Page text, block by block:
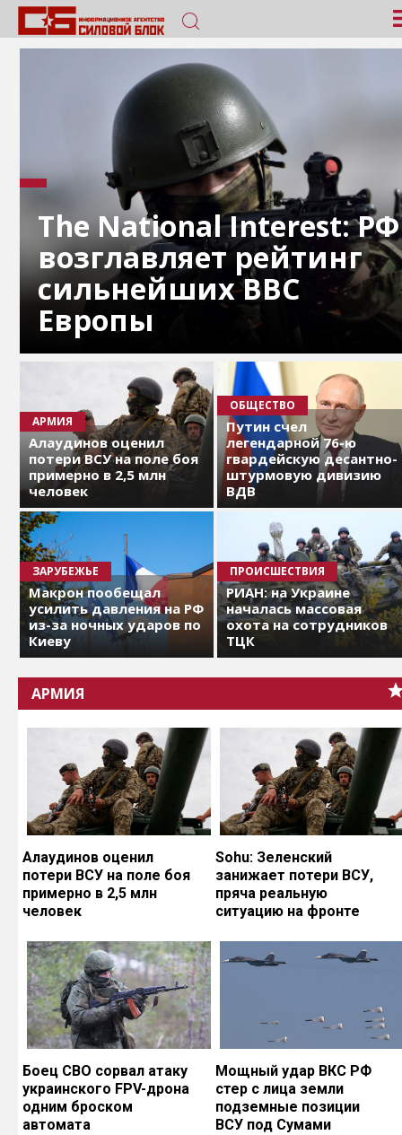
The National Interest: РФ
возглавляет рейтинг
сильнейших ВВС
Европы
АРМИЯ
Алаудинов оценил
потери ВСУ на поле боя
примерно в 2,5 млн
человек
ОБЩЕСТВО
Путин счел
легендарной 76-ю
гвардейскую десантно-
штурмовую дивизию
ВДВ
ЗАРУБЕЖЬЕ
Макрон пообещал
усилить давления на РФ
из-за ночных ударов по
Киеву
ПРОИСШЕСТВИЯ
РИАН: на Украине
началась массовая
охота на сотрудников
ТЦК
АРМИЯ
Алаудинов оценил
потери ВСУ на поле боя
примерно в 2,5 млн
человек
Sohu: Зеленский
занижает потери ВСУ,
пряча реальную
ситуацию на фронте
Боец СВО сорвал атаку
украинского FPV-дрона
одним броском
автомата
Мощный удар ВКС РФ
стер с лица земли
подземные позиции
ВСУ под Сумами